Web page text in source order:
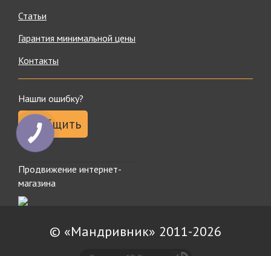
Статьи
Гарантия минимальной цены
Контакты
Нашли ошибку?
Сообщить
Продвижение интернет-
магазина
© «Мандривник» 2011-2026